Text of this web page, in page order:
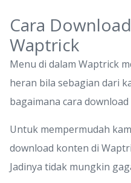
Cara
Waptrick
Menu di dalam Waptrick
heran bila sebagian dari
bagaimana cara
Untuk mempermudah
download konten di
Jadinya tidak mungkin